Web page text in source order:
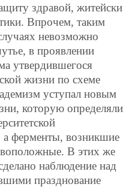
здравой, житейски
Впрочем, таким
невозможно
в проявлении
утвердившегося
жизни по схеме
уступал новым
которую определяли
ферменты, возникшие
В этих же
наблюдение над
празднование